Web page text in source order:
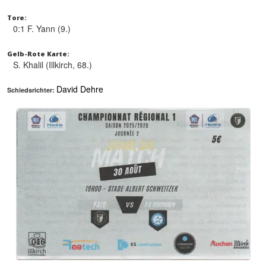
Tore:
0:1 F. Yann (9.)
Gelb-Rote Karte:
S. Khalil (Illkirch, 68.)
Schiedsrichter: David Dehre